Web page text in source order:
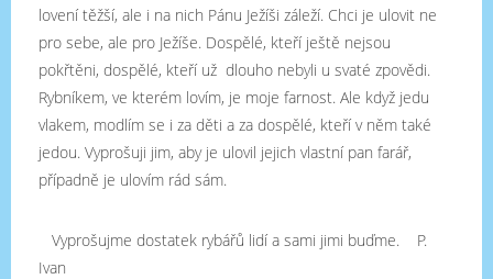
lovení těžší, ale i na nich Pánu Ježíši záleží. Chci je ulovit ne
pro sebe, ale pro Ježíše. Dospělé, kteří ještě nejsou
pokřtěni, dospělé, kteří už dlouho nebyli u svaté zpovědi.
Rybníkem, ve kterém lovím, je moje farnost. Ale když jedu
vlakem, modlím se i za děti a za dospělé, kteří v něm také
jedou. Vyprošuji jim, aby je ulovil jejich vlastní pan farář,
případně je ulovím rád sám.
Vyprošujme dostatek rybářů lidí a sami jimi buďme. P.
Ivan